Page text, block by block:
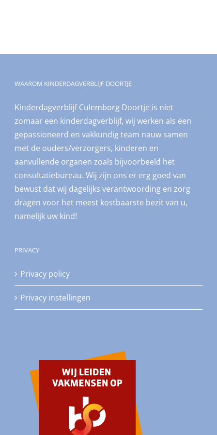
WAAROM KINDERDAGVERBLIJF DOORTJE
Kinderdagverblijf Culemborg Doortje is niet
zomaar een kinderdagverblijf, wij werken als een
gepassioneerd en vakkundig team nauw samen
met de ouders/verzorgers, kinderen en
aanvullende organen zoals bijvoorbeeld het
consultatiebureau. Wij zijn ons er erg goed van
bewust dat wij dagelijks verantwoording en zorg
dragen voor het meest kostbaarste bezit van u,
namelijk uw kind!
PRIVACY
Privacy policy
Privacy instellingen